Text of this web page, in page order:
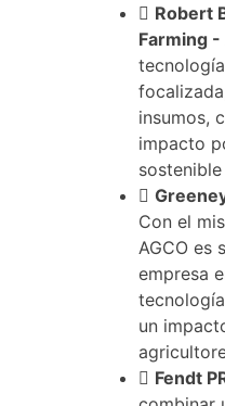
Robert
Farming -
insumos,
impacto
Con el
AGCO es
empresa
un
Fendt